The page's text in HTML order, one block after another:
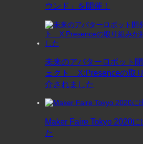
ウンド」を開催！
未来のアバターロボット
ェクト X:Presenceの取
介されました
Maker Faire Tokyo 2020に
た